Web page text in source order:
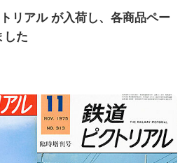
リアル が入荷し、各商品ペー
した